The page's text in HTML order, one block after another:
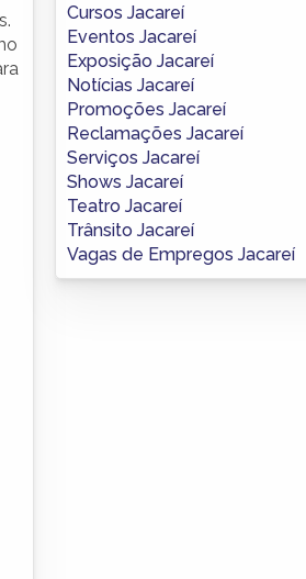
Cursos Jacareí
Eventos Jacareí
Exposição Jacareí
Notícias Jacareí
Promoções Jacareí
Reclamações Jacareí
Serviços Jacareí
Shows Jacareí
Teatro Jacareí
Trânsito Jacareí
Vagas de Empregos Jacareí